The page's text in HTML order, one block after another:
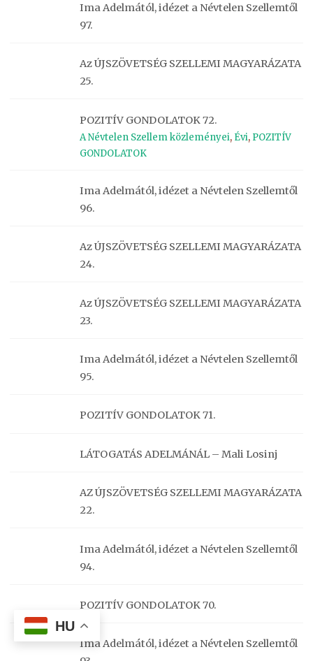
Ima Adelmától, idézet a Névtelen Szellemtől
97.
Az ÚJSZÖVETSÉG SZELLEMI MAGYARÁZATA
25.
POZITÍV GONDOLATOK 72.
A Névtelen Szellem közleményei, Évi, POZITÍV
GONDOLATOK
Ima Adelmától, idézet a Névtelen Szellemtől
96.
Az ÚJSZÖVETSÉG SZELLEMI MAGYARÁZATA
24.
Az ÚJSZÖVETSÉG SZELLEMI MAGYARÁZATA
23.
Ima Adelmától, idézet a Névtelen Szellemtől
95.
POZITÍV GONDOLATOK 71.
LÁTOGATÁS ADELMÁNÁL – Mali Losinj
AZ ÚJSZÖVETSÉG SZELLEMI MAGYARÁZATA
22.
Ima Adelmától, idézet a Névtelen Szellemtől
94.
POZITÍV GONDOLATOK 70.
Ima Adelmától, idézet a Névtelen Szellemtől
HU